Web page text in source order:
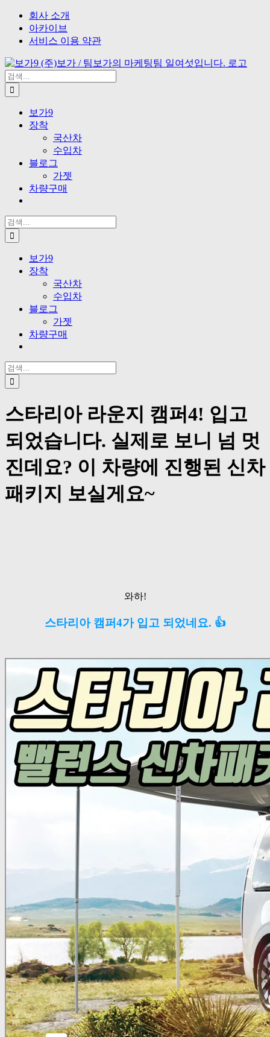
Skip
content
Facebook
Instagram
Vimeo
Twitter회사 소개
아카이브
서비스 이용 약관
검
색
...
보가9
장착
국산차
수입차
블로그
가젯
차량구매
검
색
...
보가9
장착
국산차
수입차
블로그
가젯
차량구매
검
색
...
스타리아 라운지 캠퍼4! 입고
되었습니다. 실제로 보니 넘 멋
진데요? 이 차량에 진행된 신차
패키지 보실게요~
와하!
스타리아 캠퍼4가 입고 되었네요. 👍